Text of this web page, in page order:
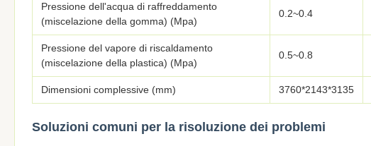
Pressione dell'acqua di raffreddamento
(miscelazione della gomma) (Mpa)
0.2~0.4
Pressione del vapore di riscaldamento
(miscelazione della plastica) (Mpa)
0.5~0.8
Dimensioni complessive (mm) 3760*2143*3135
Soluzioni comuni per la risoluzione dei problemi